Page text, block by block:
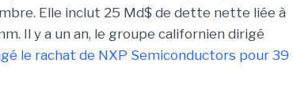
Elle inclut 25 Md$ de dette nette liée à
Il y a un an, le groupe californien dirigé
le rachat de NXP Semiconductors pour 39